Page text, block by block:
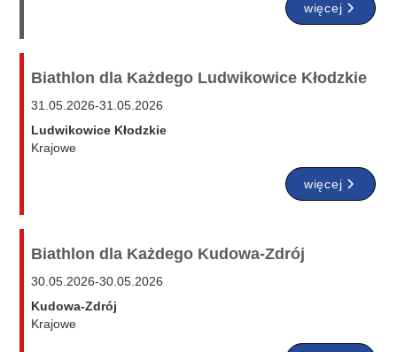
więcej
Biathlon dla Każdego Ludwikowice Kłodzkie
31.05.2026-31.05.2026
Ludwikowice Kłodzkie
Krajowe
więcej
Biathlon dla Każdego Kudowa-Zdrój
30.05.2026-30.05.2026
Kudowa-Zdrój
Krajowe